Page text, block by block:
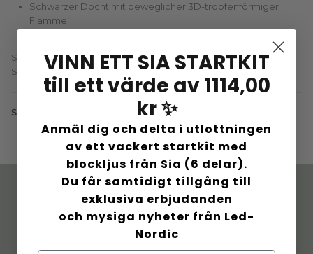
Schwarzer Docht mit beweglicher 3D-tropfenförmiger
Flamme.
Sie müssen sich nicht mehr um Batterien kümmern! Das macht
Sia zu einer ausgezeichneten Wahl für Sie und die Umwelt.
Specifications:
Dänisches Design. Mit
Sorgfalt geschaffen
Schnelle Lieferung. 60
Tage Rückgaberecht
VINN ETT SIA STARTKIT
till ett värde av 1114,00
kr ✨
Anmäl dig och delta i utlottningen
av ett vackert startkit med
blockljus från Sia (6 delar).
Du får samtidigt tillgång till
exklusiva erbjudanden
och mysiga nyheter från Led-
Nordic